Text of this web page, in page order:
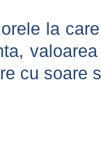
la
cu soare